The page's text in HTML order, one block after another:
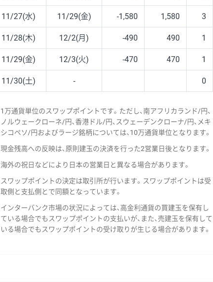
11/27(水) 11/29(金) -1,580 1,580 3
11/28(木) 12/2(月) -490 490 1
11/29(金) 12/3(火) -470 470 1
11/30(土) - 0
1万通貨単位のスワップポイントです。ただし、南アフリカランド/円、
ノルウェークローネ/円、香港ドル/円、スウェーデンクローナ/円、メキ
シコペソ/円およびラージ銘柄については、10万通貨単位となります。
現金残高への反映は、原則建玉の決済を行った2営業日後となります。
海外の祝日などにより日本の営業日と異なる場合があります。
スワップポイントの決定は取引所が行います。スワップポイントは受
取側と支払側とで同額となっています。
インターバンク市場の状況によっては、高金利通貨の買建玉を保有し
ている場合でもスワップポイントの支払いが、また、売建玉を保有して
いる場合でもスワップポイントの受け取りが生じる場合があります。